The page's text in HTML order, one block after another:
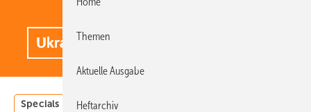
Specials Einstrahlungsatlas
Themen
Aktuelle Ausgabe
Heftarchiv